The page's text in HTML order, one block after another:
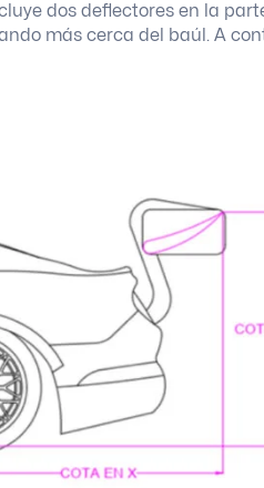
dos deflectores en la
más cerca del baúl. A